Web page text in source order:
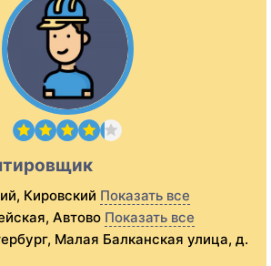
Кировский Показать все
Автово Показать все
Малая Балканская улица, д.